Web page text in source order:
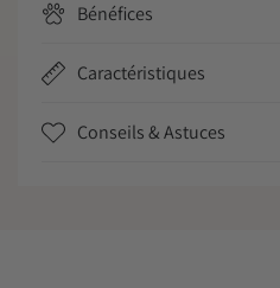
Bénéfices
Caractéristiques
Conseils & Astuces